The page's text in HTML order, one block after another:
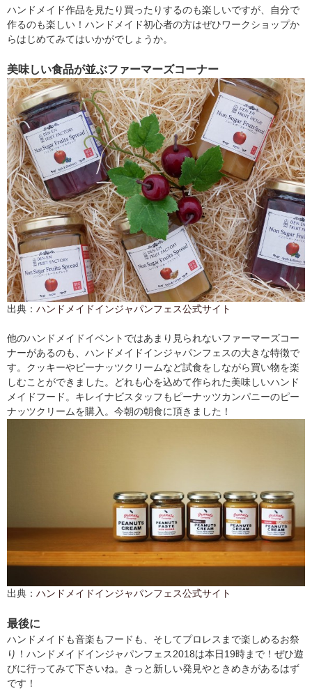
ハンドメイド作品を見たり買ったりするのも楽しいですが、自分で
作るのも楽しい！ハンドメイド初心者の方はぜひワークショップか
らはじめてみてはいかがでしょうか。
美味しい食品が並ぶファーマーズコーナー
出典： ハンドメイドインジャパンフェス公式サイト
他のハンドメイドイベントではあまり見られないファーマーズコー
ナーがあるのも、ハンドメイドインジャパンフェスの大きな特徴で
す。クッキーやピーナッツクリームなど試食をしながら買い物を楽
しむことができました。どれも心を込めて作られた美味しいハンド
メイドフード。キレイナビスタッフもピーナッツカンパニーのピー
ナッツクリームを購入。今朝の朝食に頂きました！
出典： ハンドメイドインジャパンフェス公式サイト
最後に
ハンドメイドも音楽もフードも、そしてプロレスまで楽しめるお祭
り！ハンドメイドインジャパンフェス2018は本日19時まで！ぜひ遊
びに行ってみて下さいね。きっと新しい発見やときめきがあるはず
です！